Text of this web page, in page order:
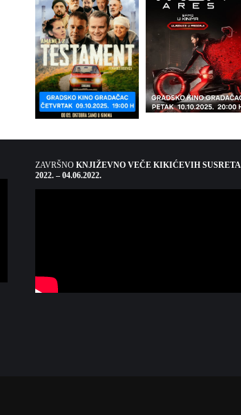
ZAVRŠNO KNJIŽEVNO VEČE KIKIĆEVIH SUSRETA
2022. – 04.06.2022.